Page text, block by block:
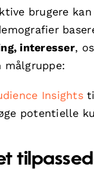
brugere kan
interesser,
målgruppe:
Insights
potentielle